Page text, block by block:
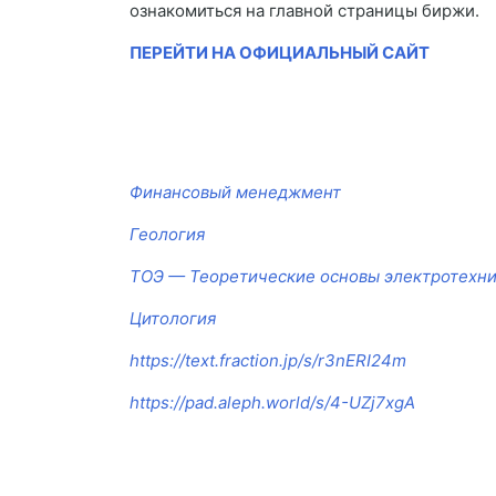
ознакомиться на главной страницы биржи.
ПЕРЕЙТИ НА ОФИЦИАЛЬНЫЙ САЙТ
Финансовый менеджмент
Геология
ТОЭ — Теоретические основы
Цитология
https://text.fraction.jp/s/r3nERI24m
https://pad.aleph.world/s/4-UZj7xgA